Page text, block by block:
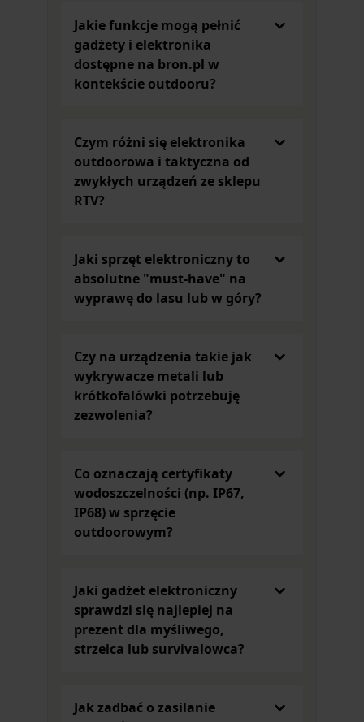
outdooru
Osoby lubiące spędzać czas na obserwacji dzikiej
przyrody znajdą w kategoriiGadżety i elektronika
również inne drobiazgi, które nie tylko będą cieszyć
gadżety, takie jak zegarki z budzikiem. Pomogą
wstać do pracy i obudzą na polowanie lub ryby.
Na stół kuchenny lub jadalniany idealnym
dodatkiem może być wyjątkowa podstawka pod
popołudniowej herbatki. Talerzyk ma kształt
niewielkiego imbryczka, co dodaje mu
niepowtarzalnego uroku.
printem. Taki zestaw może być prawdziwą ozdobą
salonu osoby, dla której polowanie to ulubione
hobby. W wymienionych przedmiotach wyraźnie
daje o sobie znać brytyjski styl, który przejawia się
oraz potrafi docenić chwile spędzone w zaciszu
domowym na celebracji codziennych posiłków.
Gadżety militarne dla każdego
Długopisy w kształcie pocisku to model Bullet,
wykonany z mosiądzu. Prezentuje się naprawdę
niesamowicie. Może być wymarzonym prezentem
dla osoby praktycznej, ceniącej sobie przedmioty
niezawodne i przydatne – zwłaszcza że jest
prawdopodobieństwem ten model stanie się
Jakie funkcje mogą pełnić
gadżety i elektronika
dostępne na bron.pl w
kontekście outdooru?
Czym różni się elektronika
outdoorowa i taktyczna od
zwykłych urządzeń ze sklepu
RTV?
Jaki sprzęt elektroniczny to
absolutne "must-have" na
wyprawę do lasu lub w góry?
Czy na urządzenia takie jak
wykrywacze metali lub
krótkofalówki potrzebuję
zezwolenia?
Co oznaczają certyfikaty
wodoszczelności (np. IP67,
IP68) w sprzęcie
outdoorowym?
Jaki gadżet elektroniczny
sprawdzi się najlepiej na
prezent dla myśliwego,
strzelca lub survivalowca?
Jak zadbać o zasilanie